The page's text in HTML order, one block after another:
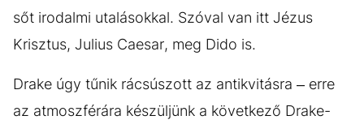
sőt irodalmi utalásokkal. Szóval van itt Jézus
Krisztus, Julius Caesar, meg Dido is.
Drake úgy tűnik rácsúszott az antikvitásra – erre
az atmoszférára készüljünk a következő Drake-